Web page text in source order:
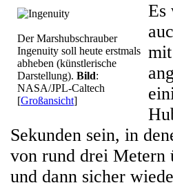
Der Marshubschrauber
Ingenuity soll heute erstmals
abheben (künstlerische
Darstellung). Bild:
NASA/JPL-Caltech
[Großansicht]
Es
Sekunden sein, in
von rund drei Metern
und dann sicher